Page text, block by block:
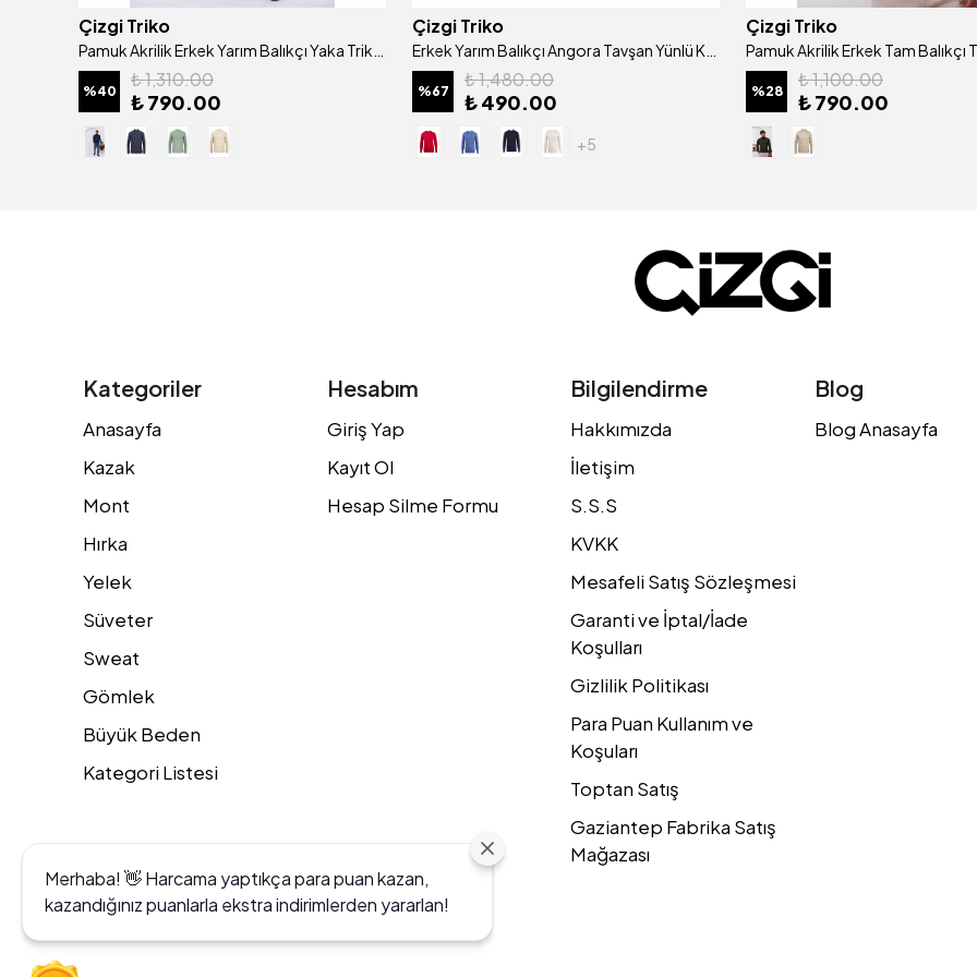
Çizgi Triko
%40
₺ 1,310.00
₺ 790.00
Çizgi Triko
%67
₺ 1,480.00
₺ 490.00
+5
Çizgi Triko
%28
₺ 1,100.00
₺ 790.00
Kategoriler
Anasayfa
Kazak
Mont
Hırka
Yelek
Süveter
Sweat
Gömlek
Büyük Beden
Kategori Listesi
Hesabım
Giriş Yap
Kayıt Ol
Hesap Silme Formu
Bilgilendirme
Hakkımızda
İletişim
S.S.S
KVKK
Mesafeli Satış Sözleşmesi
Garanti ve İptal/İade
Koşulları
Gizlilik Politikası
Para Puan Kullanım ve
Koşuları
Toptan Satış
Gaziantep Fabrika Satış
Mağazası
Blog
Blog Anasayfa
Merhaba! 👋 Harcama yaptıkça para puan kazan,
kazandığınız puanlarla ekstra indirimlerden yararlan!